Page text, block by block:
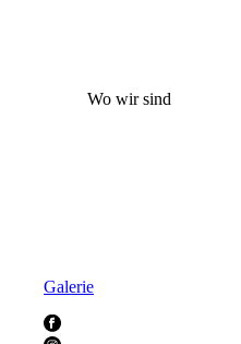
Wo wir sind
Galerie